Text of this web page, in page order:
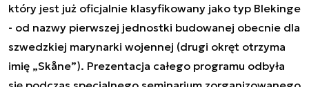
który jest już oficjalnie klasyfikowany jako typ Blekinge
- od nazwy pierwszej jednostki budowanej obecnie dla
szwedzkiej marynarki wojennej (drugi okręt otrzyma
imię „Skåne”). Prezentacja całego programu odbyła